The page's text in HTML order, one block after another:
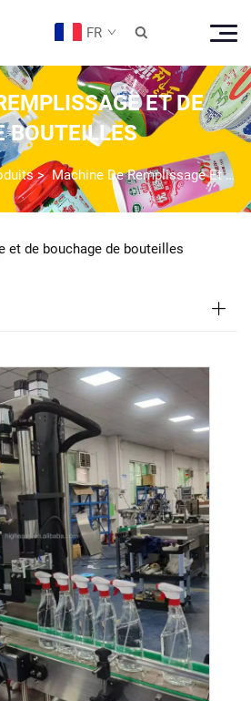
FR 
ET DE
BOUTEILLES
>Machine De Remplissage Et Bouchage
et de bouchage de bouteilles